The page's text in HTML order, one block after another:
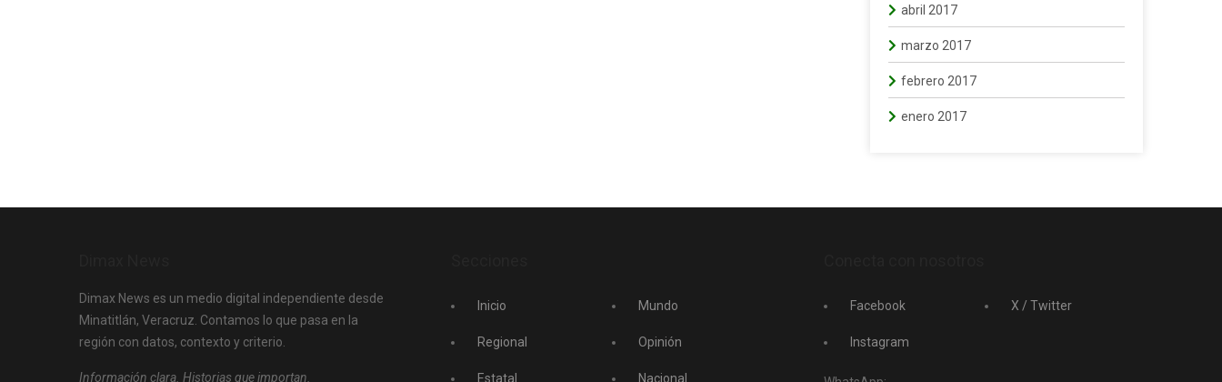
abril 2017
marzo 2017
febrero 2017
enero 2017
Dimax News es un medio digital independiente desde
Minatitlán, Veracruz. Contamos lo que pasa en la
región con datos, contexto y criterio.
Información clara. Historias que importan.
Inicio
Regional
Estatal
Mundo
Opinión
Nacional
Facebook
Instagram
X / Twitter